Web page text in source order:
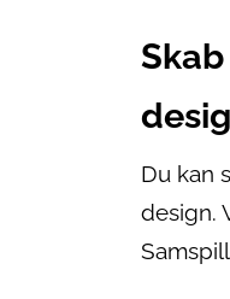
Du kan
design.